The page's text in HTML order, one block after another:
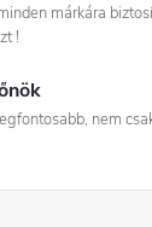
márkára
!
nem